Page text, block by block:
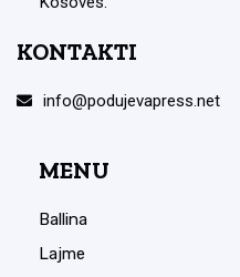
KONTAKTI
info@podujevapress.net
MENU
Ballina
Lajme